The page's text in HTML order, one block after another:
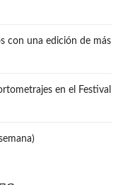
con una edición de más
en el Festival